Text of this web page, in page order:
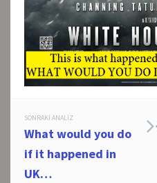
Post
navigation
SONRAKI ANALIZ
What would you do
if it happened in
UK…